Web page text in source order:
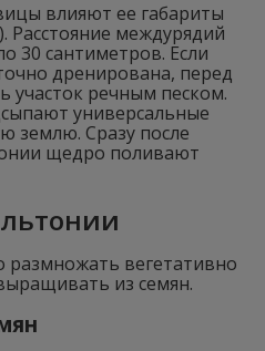
влияют ее габариты
Расстояние междурядий
30 сантиметров. Если
дренирована, перед
участок речным песком.
универсальные
землю. Сразу после
щедро поливают
размножать вегетативно
из семян.